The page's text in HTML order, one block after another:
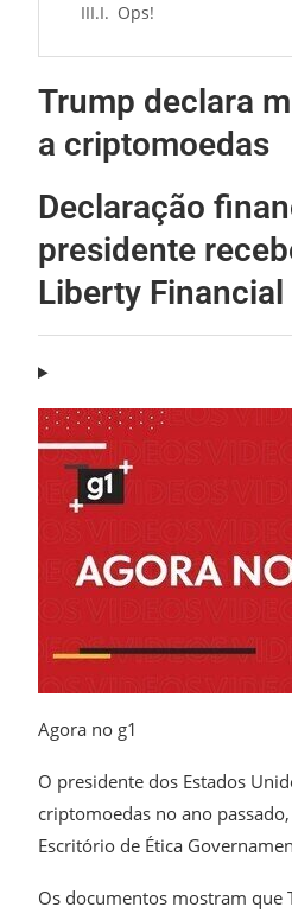
Ops!
Trump declara
a criptomoedas
Declaração
presidente
Liberty
Agora no g1
O presidente dos Estados
criptomoedas no ano
Escritório de Ética
Os documentos mostram que